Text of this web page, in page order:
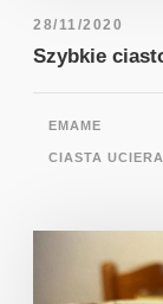
28/11/2020
Szybkie
EMAME
CIASTA